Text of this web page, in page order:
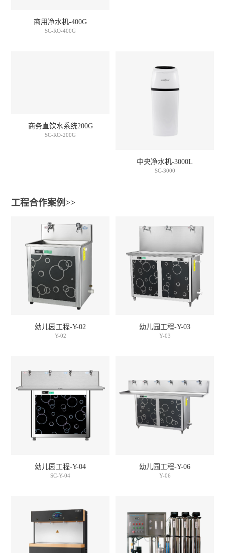
商用净水机-400G
SC-RO-400G
商务直饮水系统200G
SC-RO-200G
中央净水机-3000L
SC-3000
工程合作案例>>
幼儿园工程-Y-02
Y-02
幼儿园工程-Y-03
Y-03
幼儿园工程-Y-04
SC-Y-04
幼儿园工程-Y-06
Y-06